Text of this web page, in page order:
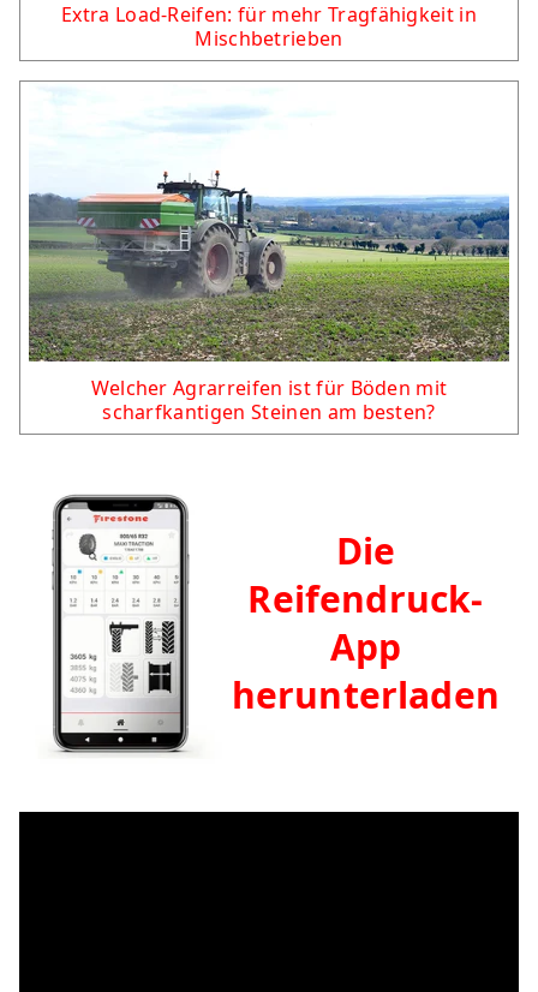
Extra Load-Reifen: für mehr Tragfähigkeit in
Mischbetrieben
Welcher Agrarreifen ist für Böden mit
scharfkantigen Steinen am besten?
Die
Reifendruck-
App
herunterladen